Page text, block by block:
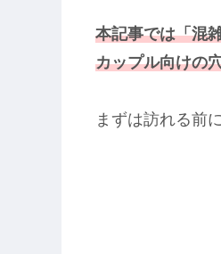
本記事では「混
カップル向けの
まずは訪れる前